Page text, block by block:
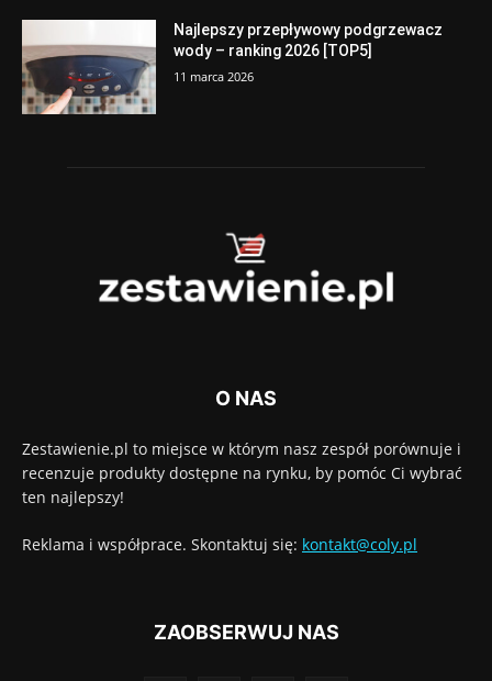
Najlepszy przepływowy podgrzewacz
wody – ranking 2026 [TOP5]
11 marca 2026
O NAS
Zestawienie.pl to miejsce w którym nasz zespół porównuje i
recenzuje produkty dostępne na rynku, by pomóc Ci wybrać
ten najlepszy!
Reklama i współprace. Skontaktuj się: kontakt@coly.pl
ZAOBSERWUJ NAS